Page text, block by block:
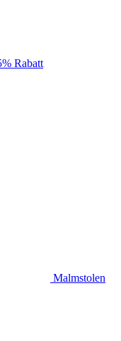
Rabatt
Malmstolen